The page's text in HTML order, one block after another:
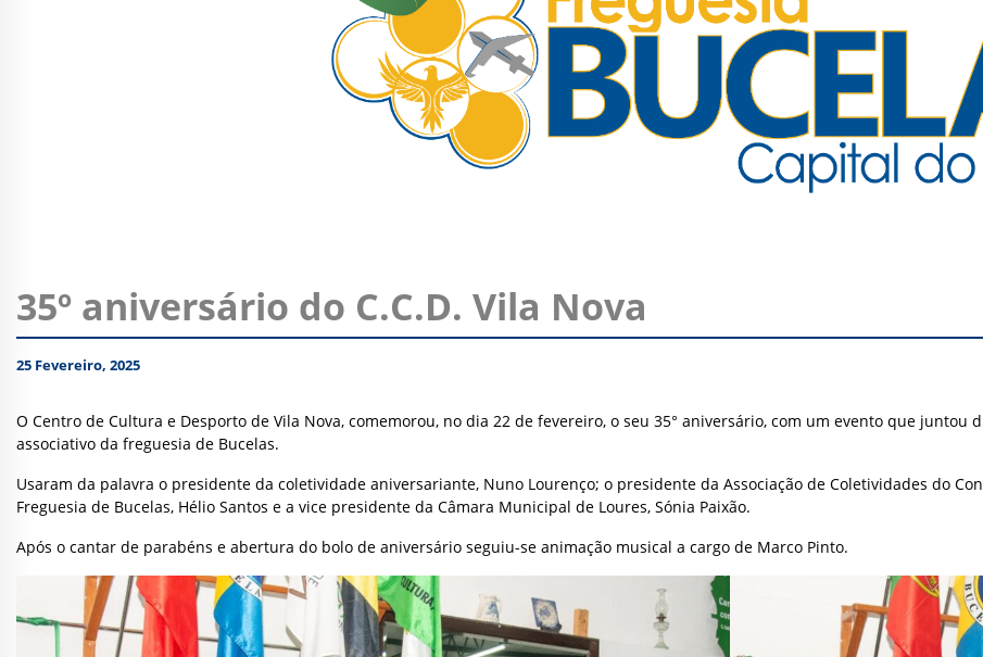
35º aniversário do C.C.D. Vila Nova
25 Fevereiro, 2025
O Centro de Cultura e Desporto de Vila Nova, comemorou, no dia 22 de fevereiro, o seu 35° aniversário, com um evento que
associativo da freguesia de Bucelas.
Usaram da palavra o presidente da coletividade aniversariante, Nuno Lourenço; o presidente da Associação de Coletividades do
Freguesia de Bucelas, Hélio Santos e a vice presidente da Câmara Municipal de Loures, Sónia Paixão.
Após o cantar de parabéns e abertura do bolo de aniversário seguiu-se animação musical a cargo de Marco Pinto.